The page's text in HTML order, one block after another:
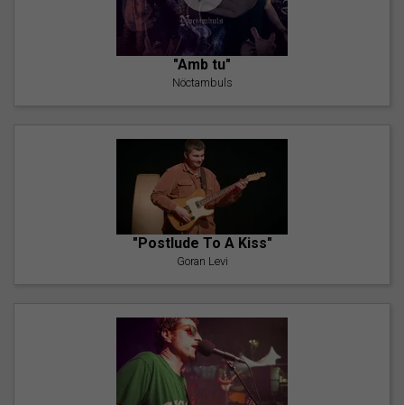
"Amb tu"
Nöctambuls
"Postlude To A Kiss"
Goran Levi